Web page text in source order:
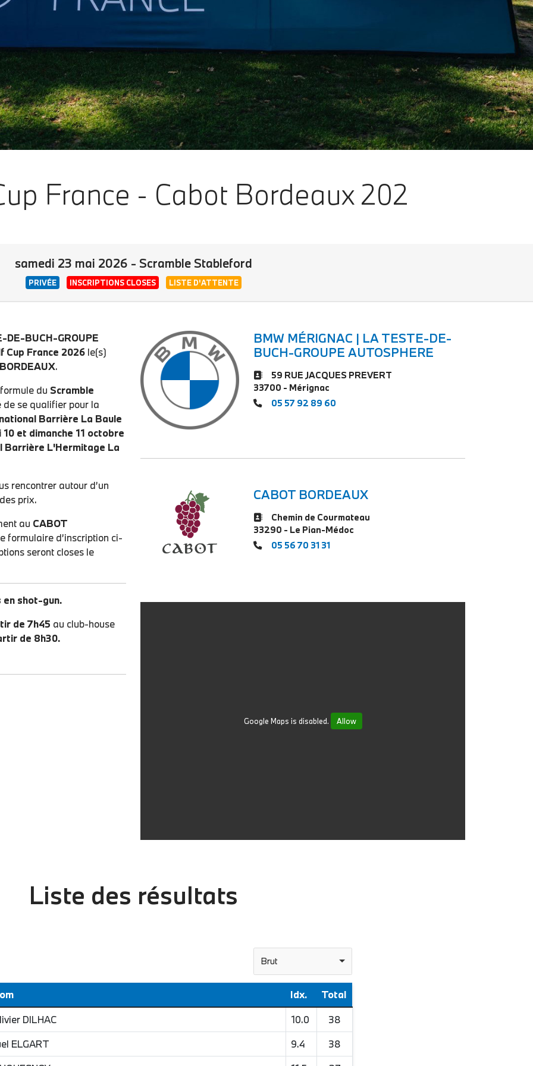
France - Cabot Bordeaux 202
samedi 23 mai 2026 - Scramble Stableford
PRIVÉE INSCRIPTIONS CLOSES LISTE D'ATTENTE
DE-BUCH-GROUPE
Cup France 2026 le(s)
.
du Scramble
de se qualifier pour la
Barrière La Baule
10 et dimanche 11 octobre
Barrière L'Hermitage La
rencontrer autour d’un
prix.
au CABOT
formulaire d’inscription ci-
seront closes le
shot-gun.
de 7h45 au club-house
de 8h30.
BMW MÉRIGNAC | LA TESTE-DE-
BUCH-GROUPE AUTOSPHERE
59 RUE JACQUES PREVERT
33700 - Mérignac
05 57 92 89 60
CABOT BORDEAUX
Chemin de Courmateau
33290 - Le Pian-Médoc
05 56 70 31 31
Google Maps is disabled. Allow
Liste des résultats
Brut
Idx.
Total
DILHAC 10.0
38
ELGART 9.4
38